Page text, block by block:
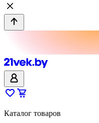
Каталог товаров